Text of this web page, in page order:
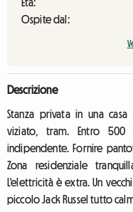
Ospite dal:
Descrizione
Stanza privata in una casa
viziato, tram. Entro
indipendente. Fornire
Zona residenziale
L'elettricità è extra. Un
piccolo Jack Russel tutto